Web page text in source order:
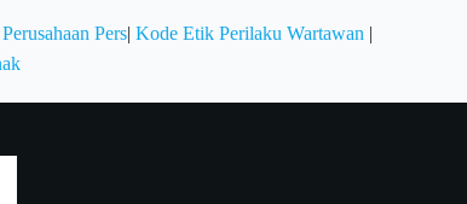
Pers| Kode Etik Perilaku Wartawan |